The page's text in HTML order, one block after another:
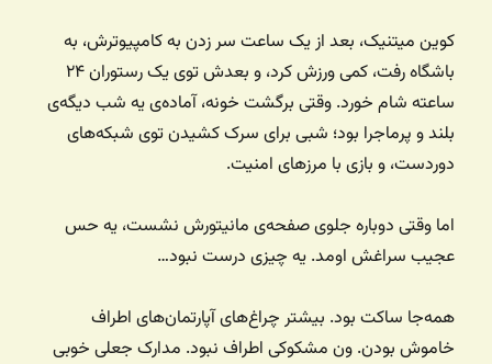
کوین میتنیک، بعد از یک ساعت سر زدن به کامپیوترش، به
باشگاه رفت، کمی ورزش کرد، و بعدش توی یک رستوران ۲۴
ساعته شام خورد. وقتی برگشت خونه، آماده‌ی یه شب دیگه‌ی
بلند و پرماجرا بود؛ شبی برای سرک کشیدن توی شبکه‌های
دوردست، و بازی با مرزهای امنیت.
اما وقتی دوباره جلوی صفحه‌ی مانیتورش نشست، یه حس
عجیب سراغش اومد. یه چیزی درست نبود…
همه‌جا ساکت بود. بیشتر چراغ‌های آپارتمان‌های اطراف
خاموش بودن. ون مشکوکی اطراف نبود. مدارک جعلی خوبی